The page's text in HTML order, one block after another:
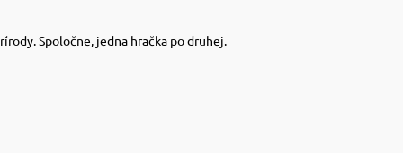
Spoločne, jedna hračka po druhej.